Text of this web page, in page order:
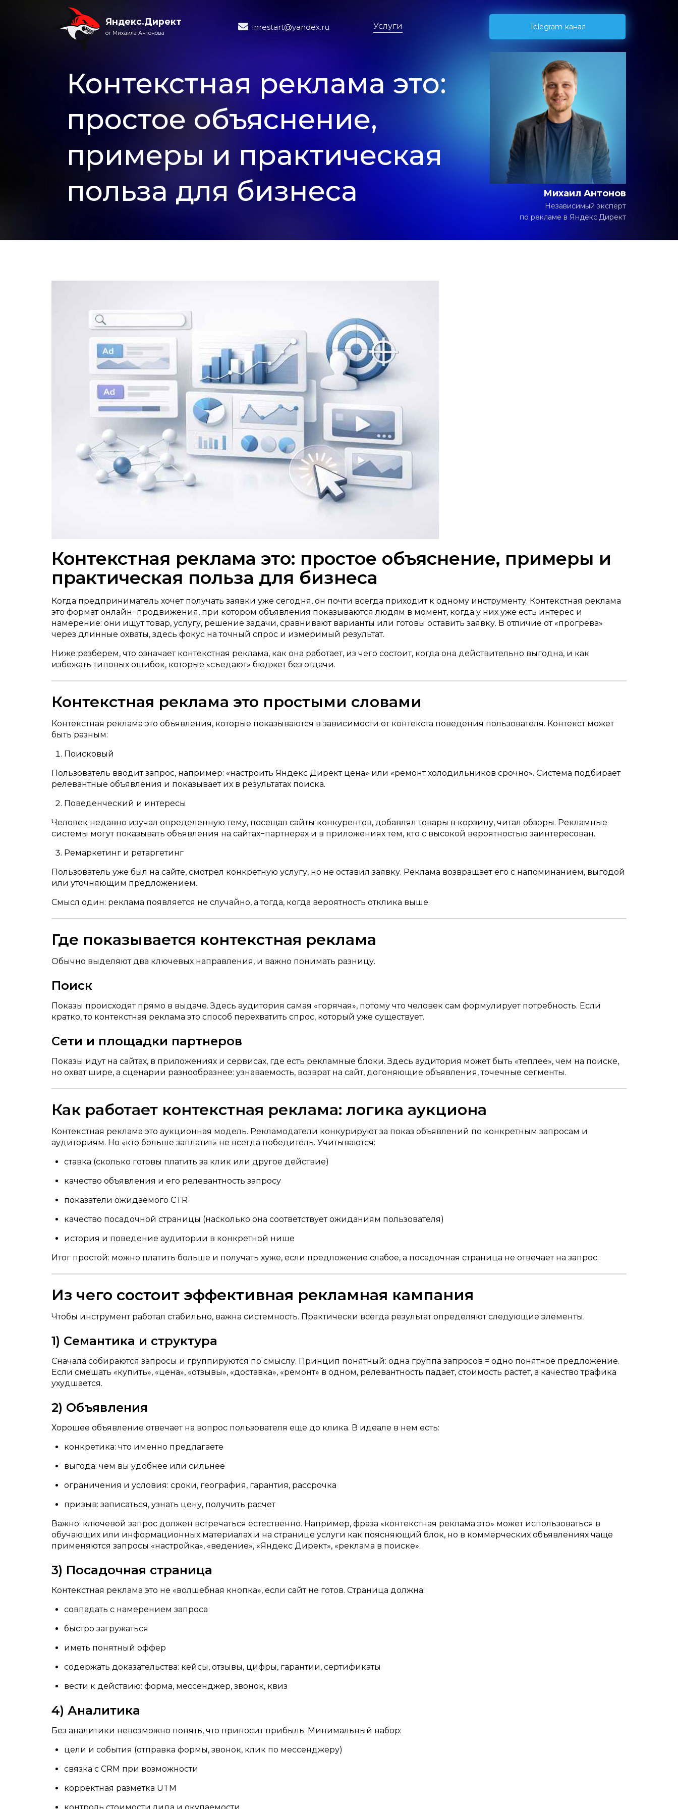
Яндекс.Директ
от Михаила Антонова
inrestart@yandex.ru Услуги Telegram-канал
Контекстная реклама это:
простое объяснение,
примеры и практическая
польза для бизнеса
Михаил Антонов
Независимый эксперт
по рекламе в Яндекс.Директ
Контекстная реклама это: простое объяснение, примеры и
практическая польза для бизнеса
Когда предприниматель хочет получать заявки уже сегодня, он почти всегда приходит к одному инструменту. Контекстная реклама
это формат онлайн−продвижения, при котором объявления показываются людям в момент, когда у них уже есть интерес и
намерение: они ищут товар, услугу, решение задачи, сравнивают варианты или готовы оставить заявку. В отличие от «прогрева»
через длинные охваты, здесь фокус на точный спрос и измеримый результат.
Ниже разберем, что означает контекстная реклама, как она работает, из чего состоит, когда она действительно выгодна, и как
избежать типовых ошибок, которые «съедают» бюджет без отдачи.
Контекстная реклама это простыми словами
Контекстная реклама это объявления, которые показываются в зависимости от контекста поведения пользователя. Контекст может
быть разным:
Поисковый
Пользователь вводит запрос, например: «настроить Яндекс Директ цена» или «ремонт холодильников срочно». Система подбирает
релевантные объявления и показывает их в результатах поиска.
Поведенческий и интересы
Человек недавно изучал определенную тему, посещал сайты конкурентов, добавлял товары в корзину, читал обзоры. Рекламные
системы могут показывать объявления на сайтах−партнерах и в приложениях тем, кто с высокой вероятностью заинтересован.
Ремаркетинг и ретаргетинг
Пользователь уже был на сайте, смотрел конкретную услугу, но не оставил заявку. Реклама возвращает его с напоминанием, выгодой
или уточняющим предложением.
Смысл один: реклама появляется не случайно, а тогда, когда вероятность отклика выше.
Где показывается контекстная реклама
Обычно выделяют два ключевых направления, и важно понимать разницу.
Поиск
Показы происходят прямо в выдаче. Здесь аудитория самая «горячая», потому что человек сам формулирует потребность. Если
кратко, то контекстная реклама это способ перехватить спрос, который уже существует.
Сети и площадки партнеров
Показы идут на сайтах, в приложениях и сервисах, где есть рекламные блоки. Здесь аудитория может быть «теплее», чем на поиске,
но охват шире, а сценарии разнообразнее: узнаваемость, возврат на сайт, догоняющие объявления, точечные сегменты.
Как работает контекстная реклама: логика аукциона
Контекстная реклама это аукционная модель. Рекламодатели конкурируют за показ объявлений по конкретным запросам и
аудиториям. Но «кто больше заплатит» не всегда победитель. Учитываются:
ставка (сколько готовы платить за клик или другое действие)
качество объявления и его релевантность запросу
показатели ожидаемого CTR
качество посадочной страницы (насколько она соответствует ожиданиям пользователя)
история и поведение аудитории в конкретной нише
Итог простой: можно платить больше и получать хуже, если предложение слабое, а посадочная страница не отвечает на запрос.
Из чего состоит эффективная рекламная кампания
Чтобы инструмент работал стабильно, важна системность. Практически всегда результат определяют следующие элементы.
1) Семантика и структура
Сначала собираются запросы и группируются по смыслу. Принцип понятный: одна группа запросов = одно понятное предложение.
Если смешать «купить», «цена», «отзывы», «доставка», «ремонт» в одном, релевантность падает, стоимость растет, а качество трафика
ухудшается.
2) Объявления
Хорошее объявление отвечает на вопрос пользователя еще до клика. В идеале в нем есть:
конкретика: что именно предлагаете
выгода: чем вы удобнее или сильнее
ограничения и условия: сроки, география, гарантия, рассрочка
призыв: записаться, узнать цену, получить расчет
Важно: ключевой запрос должен встречаться естественно. Например, фраза «контекстная реклама это» может использоваться в
обучающих или информационных материалах и на странице услуги как поясняющий блок, но в коммерческих объявлениях чаще
применяются запросы «настройка», «ведение», «Яндекс Директ», «реклама в поиске».
3) Посадочная страница
Контекстная реклама это не «волшебная кнопка», если сайт не готов. Страница должна:
совпадать с намерением запроса
быстро загружаться
иметь понятный оффер
содержать доказательства: кейсы, отзывы, цифры, гарантии, сертификаты
вести к действию: форма, мессенджер, звонок, квиз
4) Аналитика
Без аналитики невозможно понять, что приносит прибыль. Минимальный набор:
цели и события (отправка формы, звонок, клик по мессенджеру)
связка с CRM при возможности
корректная разметка UTM